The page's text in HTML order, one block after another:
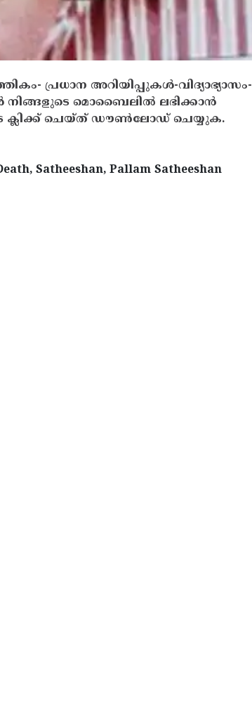
പ്രധാന അറിയിപ്പുകൾ-വിദ്യാഭ്യാസം-
നിങ്ങളുടെ മൊബൈലിൽ ലഭിക്കാൻ
ചെയ്ത് ഡൗൺലോഡ് ചെയ്യുക.
Satheeshan, Pallam Satheeshan